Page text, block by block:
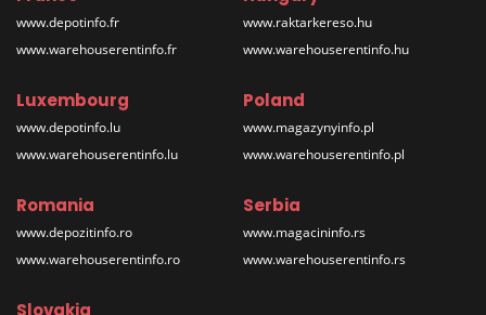
www.depotinfo.fr
www.warehouserentinfo.fr
www.raktarkereso.hu
www.warehouserentinfo.hu
Luxembourg
www.depotinfo.lu
www.warehouserentinfo.lu
Poland
www.magazynyinfo.pl
www.warehouserentinfo.pl
Romania
www.depozitinfo.ro
www.warehouserentinfo.ro
Serbia
www.magacininfo.rs
www.warehouserentinfo.rs
Slovakia